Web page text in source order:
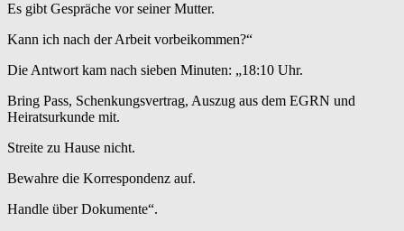
Es gibt Gespräche vor seiner Mutter.
Kann ich nach der Arbeit vorbeikommen?“
Die Antwort kam nach sieben Minuten: „18:10 Uhr.
Bring Pass, Schenkungsvertrag, Auszug aus dem EGRN und
Heiratsurkunde mit.
Streite zu Hause nicht.
Bewahre die Korrespondenz auf.
Handle über Dokumente“.